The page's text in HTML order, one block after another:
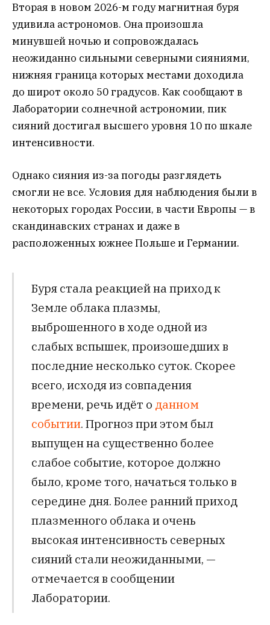
Вторая в новом 2026-м году магнитная буря
удивила астрономов. Она произошла
минувшей ночью и сопровождалась
неожиданно сильными северными сияниями,
нижняя граница которых местами доходила
до широт около 50 градусов. Как сообщают в
Лаборатории солнечной астрономии, пик
сияний достигал высшего уровня 10 по шкале
интенсивности.
Однако сияния из-за погоды разглядеть
смогли не все. Условия для наблюдения были в
некоторых городах России, в части Европы — в
скандинавских странах и даже в
расположенных южнее Польше и Германии.
Буря стала реакцией на приход к
Земле облака плазмы,
выброшенного в ходе одной из
слабых вспышек, произошедших в
последние несколько суток. Скорее
всего, исходя из совпадения
времени, речь идёт о данном
событии. Прогноз при этом был
выпущен на существенно более
слабое событие, которое должно
было, кроме того, начаться только в
середине дня. Более ранний приход
плазменного облака и очень
высокая интенсивность северных
сияний стали неожиданными, —
отмечается в сообщении
Лаборатории.